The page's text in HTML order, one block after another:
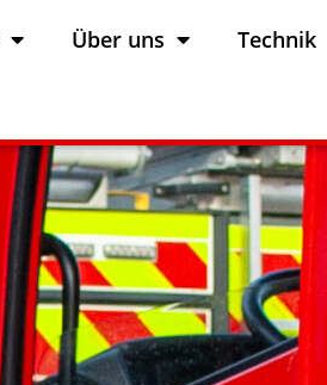
Über uns Technik